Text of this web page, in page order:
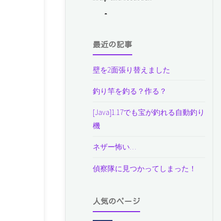
最近の記事
壁を2面張り替えました
釣り竿を釣る？作る？
[Java]1.17でも宝が釣れる自動釣り
機
ネザー怖い…
偵察隊に見つかってしまった！
人気のページ